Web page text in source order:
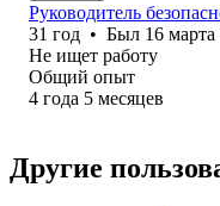
Руководитель
31 год • Был 16 марта
Не ищет работу
Общий опыт
4 года 5 месяцев
Другие